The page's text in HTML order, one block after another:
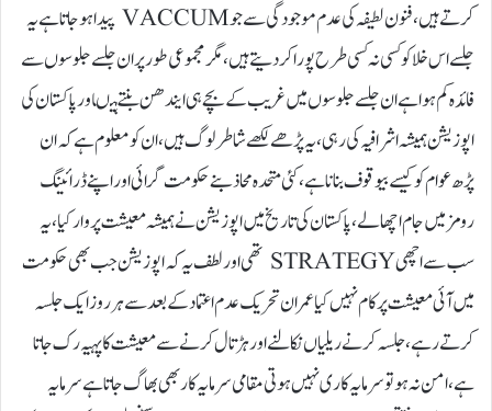
کرتے ہیں، فنون لطیفہ کی عدم موجودگی سے جو VACCUM پیدا ہو جاتا ہے یہ
جلسے اس خلا کو کسی نہ کسی طرح پورا کر دیتے ہیں، مگر مجموعی طور پر ان جلسے جلوسوں سے
فائدہ کم ہوا ہے ان جلسے جلوسوں میں غریب کے بچے ہی ایندھن بنتے ہیںاور پاکستان کی
اپوزیشن ہمیشہ اشرافیہ کی رہی، یہ پڑھے لکھے شاطر لوگ ہیں،ان کو معلوم ہے کہ ان
پڑھ عوام کو کیسے بیوقوف بنانا ہے، کئی متحدہ محاذ بنے حکومت گرائی اور اپنے ڈرائینگ
رومز میں جام اچھالے، پاکستان کی تاریخ میں اپوزیشن نے ہمیشہ معیشت پر وار کیا، یہ
سب سے اچھی STRATEGY تھی اور لطف یہ کہ اپوزیشن جب بھی حکومت
میں آئی معیشت پر کام نہیں کیا عمران تحریک عدم اعتماد کے بعد سے ہر روز ایک جلسہ
کرتے رہے، جلسہ کرنے ریلیاں نکالنے اور ہڑتال کرنے سے معیشت کا پہیہ رک جاتا
ہے، امن نہ ہو تو سرمایہ کاری نہیں ہوتی مقامی سرمایہ کار بھی بھاگ جاتا ہے سرمایہ